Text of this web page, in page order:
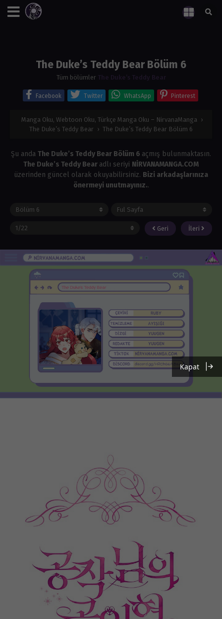
The Duke’s Teddy Bear Bölüm 6
Tüm bölümler The Duke’s Teddy Bear
Facebook Twitter WhatsApp Pinterest
Manga Oku, Webtoon Oku, Türkçe Manga Oku – NirvanaManga ›
The Duke’s Teddy Bear › The Duke’s Teddy Bear Bölüm 6
Şu anda The Duke’s Teddy Bear Bölüm 6 açmış bulunmaktasın.
The Duke’s Teddy Bear adlı seriyi NİRVANAMANGA.COM
üzerinden güncel olarak okuyabilirsiniz. Bizi arkadaşlarınıza
önermeyi unutmayınız..
Geri İleri
Kapat